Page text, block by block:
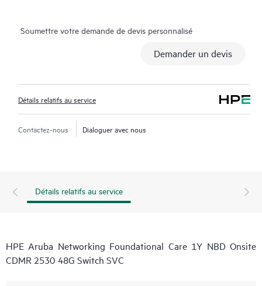
Soumettre votre demande de devis personnalisé
Demander un devis
Détails relatifs au service
Contactez-nous Dialoguer avec nous
Détails relatifs au service
HPE Aruba Networking Foundational Care 1Y NBD Onsite
CDMR 2530 48G Switch SVC